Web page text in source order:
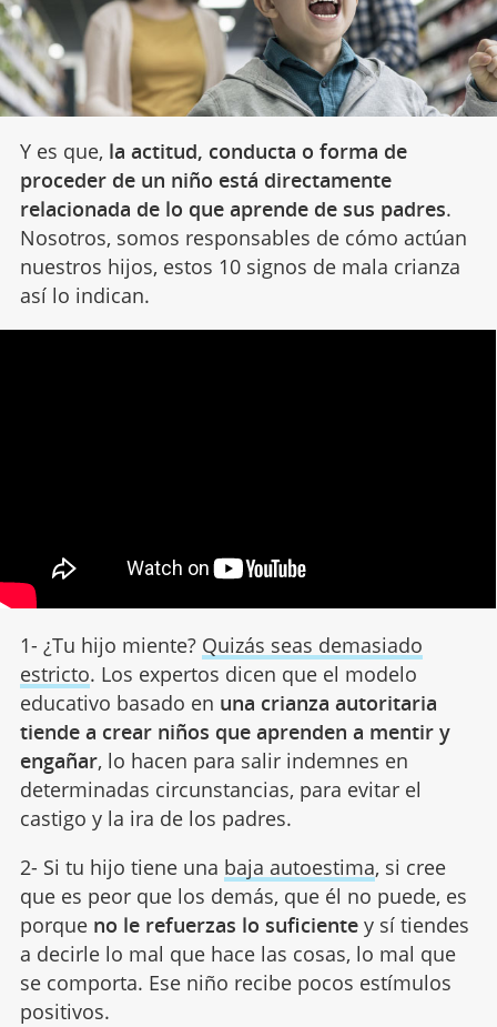
Y es que, la actitud, conducta o forma de
proceder de un niño está directamente
relacionada de lo que aprende de sus padres.
Nosotros, somos responsables de cómo actúan
nuestros hijos, estos 10 signos de mala crianza
así lo indican.
1- ¿Tu hijo miente? Quizás seas demasiado
estricto. Los expertos dicen que el modelo
educativo basado en una crianza autoritaria
tiende a crear niños que aprenden a mentir y
engañar, lo hacen para salir indemnes en
determinadas circunstancias, para evitar el
castigo y la ira de los padres.
2- Si tu hijo tiene una baja autoestima, si cree
que es peor que los demás, que él no puede, es
porque no le refuerzas lo suficientey sí tiendes
a decirle lo mal que hace las cosas, lo mal que
se comporta. Ese niño recibe pocos estímulos
positivos.